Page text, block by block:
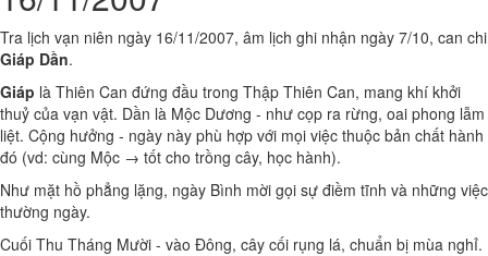
Tra lịch vạn niên ngày 16/11/2007, âm lịch ghi nhận ngày 7/10, can chi
Giáp Dần.
Giáp là Thiên Can đứng đầu trong Thập Thiên Can, mang khí khởi
thuỷ của vạn vật. Dần là Mộc Dương - như cọp ra rừng, oai phong lẫm
liệt. Cộng hưởng - ngày này phù hợp với mọi việc thuộc bản chất hành
đó (vd: cùng Mộc → tốt cho trồng cây, học hành).
Như mặt hồ phẳng lặng, ngày Bình mời gọi sự điềm tĩnh và những việc
thường ngày.
Cuối Thu Tháng Mười - vào Đông, cây cối rụng lá, chuẩn bị mùa nghỉ.